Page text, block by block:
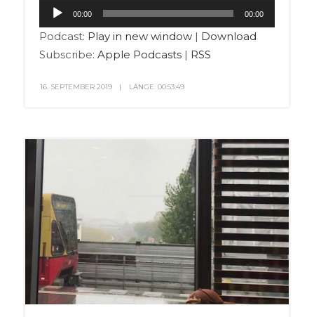
Audio-
Player
00:00 00:00
Podcast: Play in new window| Download
Subscribe: Apple Podcasts| RSS
16. SEPTEMBER 2019 LÄNGE: 00:53:49